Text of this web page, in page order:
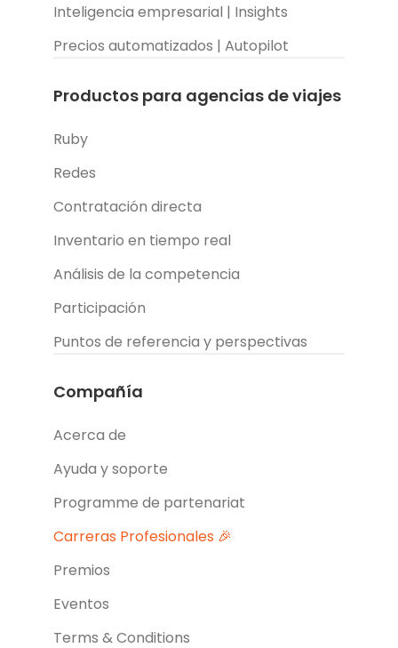
Inteligencia empresarial | Insights
Precios automatizados | Autopilot
Productos para agencias de viajes
Ruby
Redes
Contratación directa
Inventario en tiempo real
Análisis de la competencia
Participación
Puntos de referencia y perspectivas
Compañía
Acerca de
Ayuda y soporte
Programme de partenariat
Carreras Profesionales 🎉
Premios
Eventos
Terms & Conditions